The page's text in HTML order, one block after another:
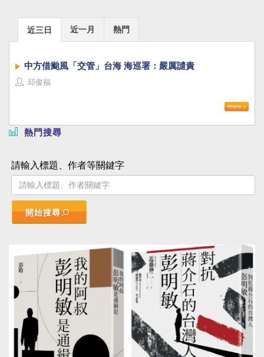
近三日 近一月 熱門
中方借颱風「交管」台海 海巡署：嚴厲譴責
邱俊福
熱門搜尋
請輸入標題、作者等關鍵字
開始搜尋